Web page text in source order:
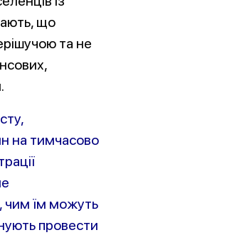
що
та не
на тимчасово
чим їм можуть
провести